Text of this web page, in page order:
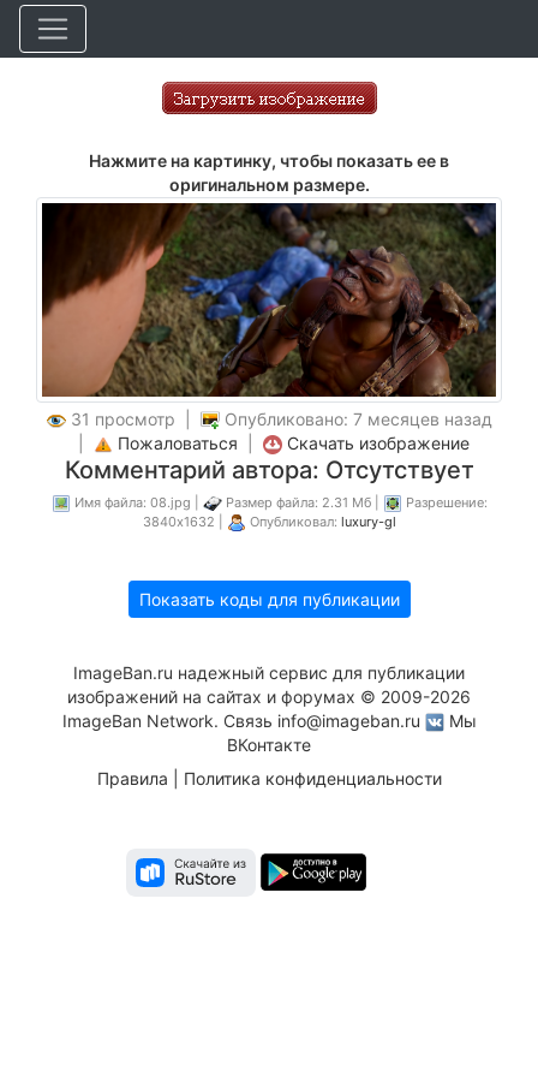
Нажмите на картинку, чтобы показать ее в
оригинальном размере.
31 просмотр |
Опубликовано: 7 месяцев назад
Пожаловаться Скачать изображение
Комментарий автора: Отсутствует
Имя файла: 08.jpg | Размер файла: 2.31 Мб |
Разрешение:
3840x1632 |
Опубликовал: luxury-gl
Показать коды для публикации
ImageBan.ru надежный сервис для публикации
изображений на сайтах и форумах © 2009-2026
ImageBan Network. Связь info@imageban.ru
Мы
ВКонтакте
Правила
Политика конфиденциальности